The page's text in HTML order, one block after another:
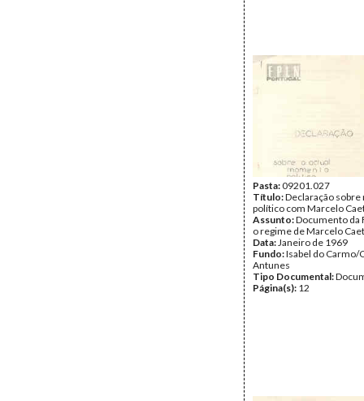
Pasta:09201.027
Título:Declaração
político com Marcelo
Assunto:Documento da
o regime de Marcelo
Data:Janeiro de 1969
Fundo:Isabel do Carmo/
Antunes
Tipo Documental:
Página(s): 12